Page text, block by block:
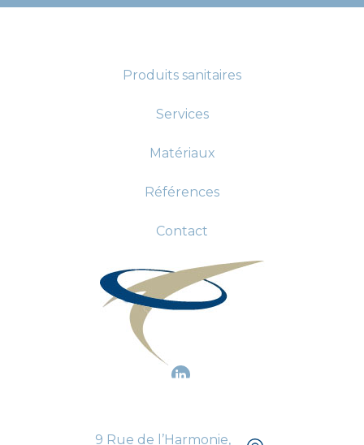
Produits sanitaires
Services
Matériaux
Références
Contact
9 Rue de l’Harmonie,